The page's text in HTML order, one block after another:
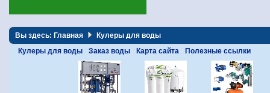
Вы здесь: Главная
Кулеры для воды
Кулеры для воды
Заказ воды Карта сайта Полезные ссылки